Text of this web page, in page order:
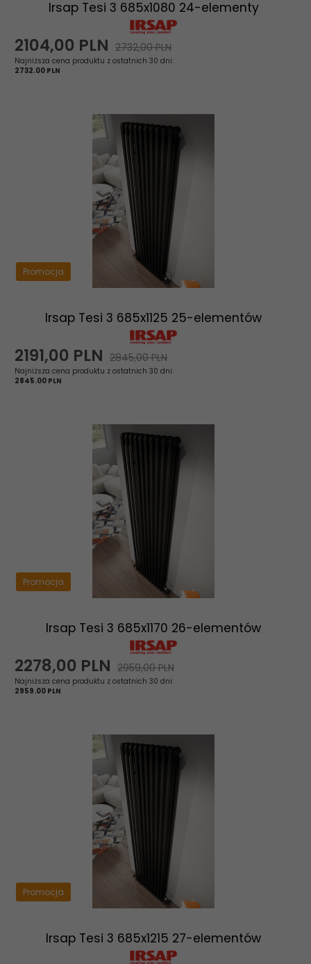
Irsap Tesi 3 685x1080 24-elementy
2104,00 PLN 2732,00 PLN
Najniższa cena produktu z ostatnich 30 dni:
2732.00 PLN
Promocja
Irsap Tesi 3 685x1125 25-elementów
2191,00 PLN 2845,00 PLN
Najniższa cena produktu z ostatnich 30 dni:
2845.00 PLN
Promocja
Irsap Tesi 3 685x1170 26-elementów
2278,00 PLN 2959,00 PLN
Najniższa cena produktu z ostatnich 30 dni:
2959.00 PLN
Promocja
Irsap Tesi 3 685x1215 27-elementów